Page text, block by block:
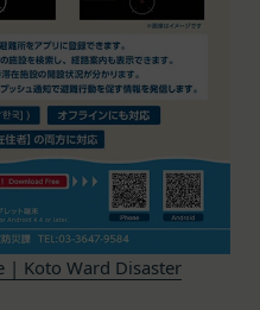
| Koto Ward Disaster
るお客様の行動履歴(ア
、参照順序等)や、年
位置情報等個人が特定
み合わせによっても
得することがありま
の取得を望まれない場
設定により、クッキー
可能です。なお、クッ
場合、当社のサービス
必要が生じた場合には、
なく、本規約を変更す
。
るときは、その効力発
変更する旨及び変更後
力発生日を、会員に対
前に、第11条に定め
します。ただし、文言
えるものではない軽微
を省略することができ